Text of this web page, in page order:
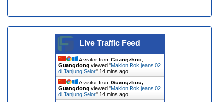
Live Traffic Feed
A visitor from Guangzhou,
Guangdong viewed "Maklon Rok jeans 02
di Tanjung Selor" 14 mins ago
A visitor from Guangzhou,
Guangdong viewed "Maklon Rok jeans 02
di Tanjung Selor" 14 mins ago